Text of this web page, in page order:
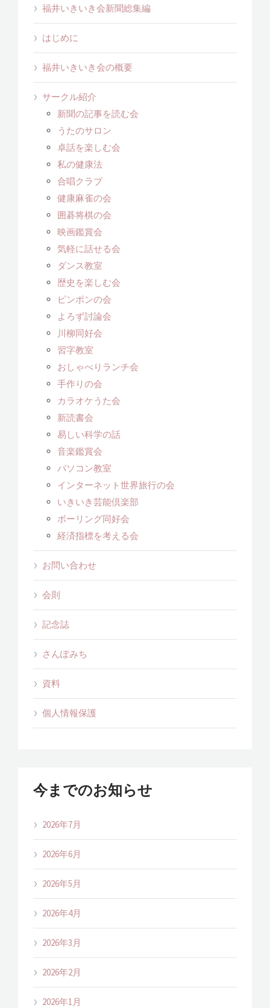
福井いきいき会新聞総集編
はじめに
福井いきいき会の概要
サークル紹介
新聞の記事を読む会
うたのサロン
卓話を楽しむ会
私の健康法
合唱クラブ
健康麻雀の会
囲碁将棋の会
映画鑑賞会
気軽に話せる会
ダンス教室
歴史を楽しむ会
ピンポンの会
よろず討論会
川柳同好会
習字教室
おしゃべりランチ会
手作りの会
カラオケうた会
新読書会
易しい科学の話
音楽鑑賞会
パソコン教室
インターネット世界旅行の会
いきいき芸能倶楽部
ボーリング同好会
経済指標を考える会
お問い合わせ
会則
記念誌
さんぽみち
資料
個人情報保護
今までのお知らせ
2026年7月
2026年6月
2026年5月
2026年4月
2026年3月
2026年2月
2026年1月